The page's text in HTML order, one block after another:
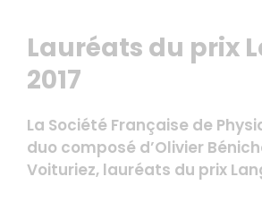
Lauréats du prix
2017
La Société Française de
duo composé d’Olivier
Voituriez, lauréats du prix